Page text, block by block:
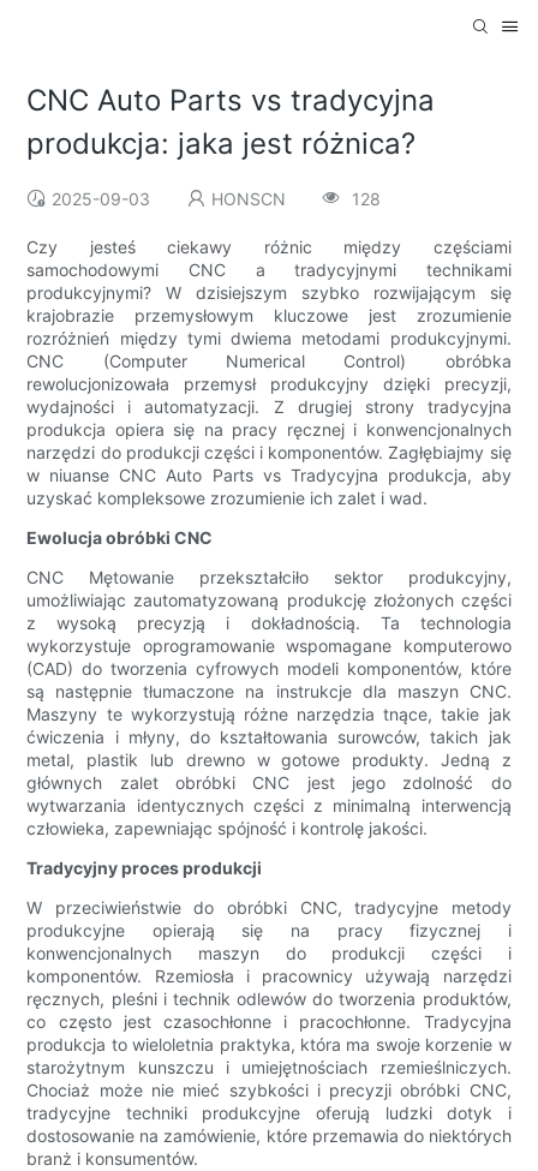
CNC Auto Parts vs tradycyjna
produkcja: jaka jest różnica?
2025-09-03 HONSCN 128
Czy jesteś ciekawy różnic między częściami
samochodowymi CNC a tradycyjnymi technikami
produkcyjnymi? W dzisiejszym szybko rozwijającym się
krajobrazie przemysłowym kluczowe jest zrozumienie
rozróżnień między tymi dwiema metodami produkcyjnymi.
CNC (Computer Numerical Control) obróbka
rewolucjonizowała przemysł produkcyjny dzięki precyzji,
wydajności i automatyzacji. Z drugiej strony tradycyjna
produkcja opiera się na pracy ręcznej i konwencjonalnych
narzędzi do produkcji części i komponentów. Zagłębiajmy się
w niuanse CNC Auto Parts vs Tradycyjna produkcja, aby
uzyskać kompleksowe zrozumienie ich zalet i wad.
Ewolucja obróbki CNC
CNC Mętowanie przekształciło sektor produkcyjny,
umożliwiając zautomatyzowaną produkcję złożonych części
z wysoką precyzją i dokładnością. Ta technologia
wykorzystuje oprogramowanie wspomagane komputerowo
(CAD) do tworzenia cyfrowych modeli komponentów, które
są następnie tłumaczone na instrukcje dla maszyn CNC.
Maszyny te wykorzystują różne narzędzia tnące, takie jak
ćwiczenia i młyny, do kształtowania surowców, takich jak
metal, plastik lub drewno w gotowe produkty. Jedną z
głównych zalet obróbki CNC jest jego zdolność do
wytwarzania identycznych części z minimalną interwencją
człowieka, zapewniając spójność i kontrolę jakości.
Tradycyjny proces produkcji
W przeciwieństwie do obróbki CNC, tradycyjne metody
produkcyjne opierają się na pracy fizycznej i
konwencjonalnych maszyn do produkcji części i
komponentów. Rzemiosła i pracownicy używają narzędzi
ręcznych, pleśni i technik odlewów do tworzenia produktów,
co często jest czasochłonne i pracochłonne. Tradycyjna
produkcja to wieloletnia praktyka, która ma swoje korzenie w
starożytnym kunszczu i umiejętnościach rzemieślniczych.
Chociaż może nie mieć szybkości i precyzji obróbki CNC,
tradycyjne techniki produkcyjne oferują ludzki dotyk i
dostosowanie na zamówienie, które przemawia do niektórych
branż i konsumentów.